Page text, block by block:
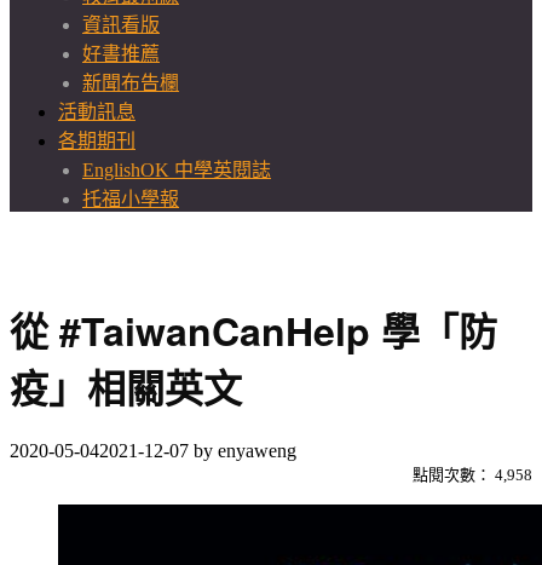
資訊看版
好書推薦
新聞布告欄
活動訊息
各期期刊
EnglishOK 中學英閱誌
托福小學報
從 #TaiwanCanHelp 學「防
疫」相關英文
2020-05-042021-12-07 by enyaweng
點閱次數： 4,958